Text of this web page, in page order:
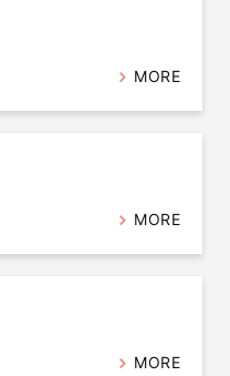
MORE
MORE
MORE